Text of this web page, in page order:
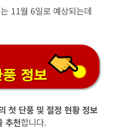
11월 6일로 예상되는데
첫 단풍 및 절정 현황 정보
추천합니다.